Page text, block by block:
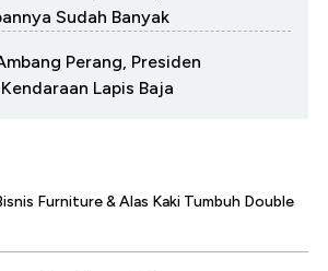
Sudah Banyak
Perang, Presiden
Lapis Baja
Furniture & Alas Kaki Tumbuh Double